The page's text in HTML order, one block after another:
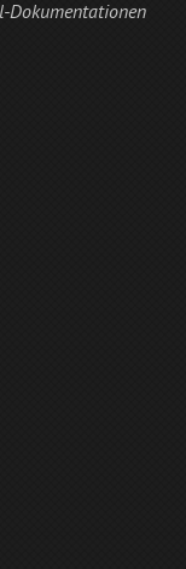
Dokumentationen